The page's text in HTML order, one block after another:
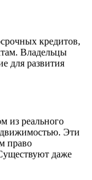
кредитов,
Владельцы
для развития
из реального
Эти
право
даже